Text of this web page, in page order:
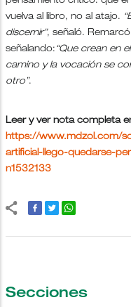
vuelva al libro, no al atajo.
discernir”, señaló.
señalando: “Que crean en
camino y la vocación se
otro”.
Leer y ver nota completa
https://www.mdzol.com/
artificial-llego-quedarse-
n1532133
Secciones